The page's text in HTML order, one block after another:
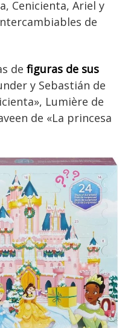
Cenicienta, Ariel y
de
de figuras de sus
y Sebastián de
Lumière de
de «La princesa